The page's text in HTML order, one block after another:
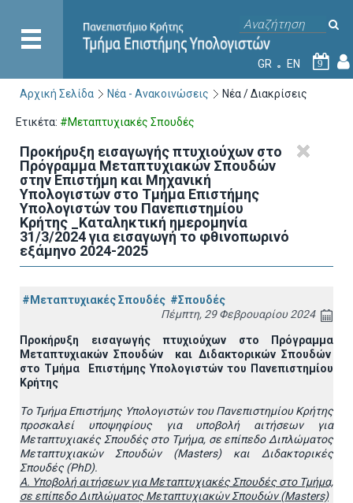
GR EN 9
Αρχική Σελίδα Νέα - Ανακοινώσεις Νέα / Διακρίσεις
Ετικέτα: #Μεταπτυχιακές Σπουδές
Προκήρυξη εισαγωγής πτυχιούχων στo
Πρόγραμμα Μεταπτυχιακών Σπουδών
στην Επιστήμη και Μηχανική
Υπολογιστών στο Τμήμα Eπιστήμης
Υπολογιστών του Πανεπιστημίου
Κρήτης _Καταληκτική ημερομηνία
31/3/2024 για εισαγωγή το φθινοπωρινό
εξάμηνο 2024-2025
#Μεταπτυχιακές Σπουδές #Σπουδές
Πέμπτη, 29 Φεβρουαρίου 2024
Προκήρυξη εισαγωγής πτυχιούχων στο Πρόγραμμα
Μεταπτυχιακών Σπουδών και Διδακτορικών Σπουδών
στο Τμήμα
Eπιστήμης Υπολογιστών του Πανεπιστημίου
Κρήτης
Tο Tμήμα Επιστήμης Υπολογιστών του Πανεπιστημίου Κρήτης
προσκαλεί υποψηφίους για υποβολή αιτήσεων
για
Μεταπτυχιακές Σπουδές στο Τμήμα, σε επίπεδο Διπλώματος
Μεταπτυχιακών Σπουδών (Masters) και Διδακτορικές
Σπουδές (PhD).
A. Υποβολή αιτήσεων για Μεταπτυχιακές Σπουδές στο Τμήμα,
σε επίπεδο Διπλώματος Μεταπτυχιακών Σπουδών (Masters)